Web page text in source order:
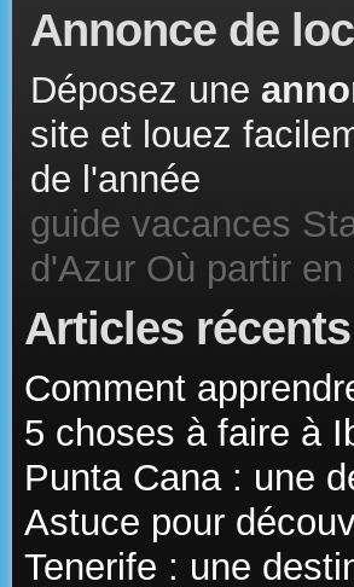
Annonce de
Déposez une
site et louez
de l'année
guide vacances
d'Azur Où partir
Articles récents
Comment
5 choses à faire à
Punta Cana : une
Astuce pour
Tenerife : une